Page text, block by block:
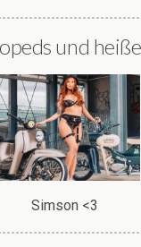
und
Simson <3